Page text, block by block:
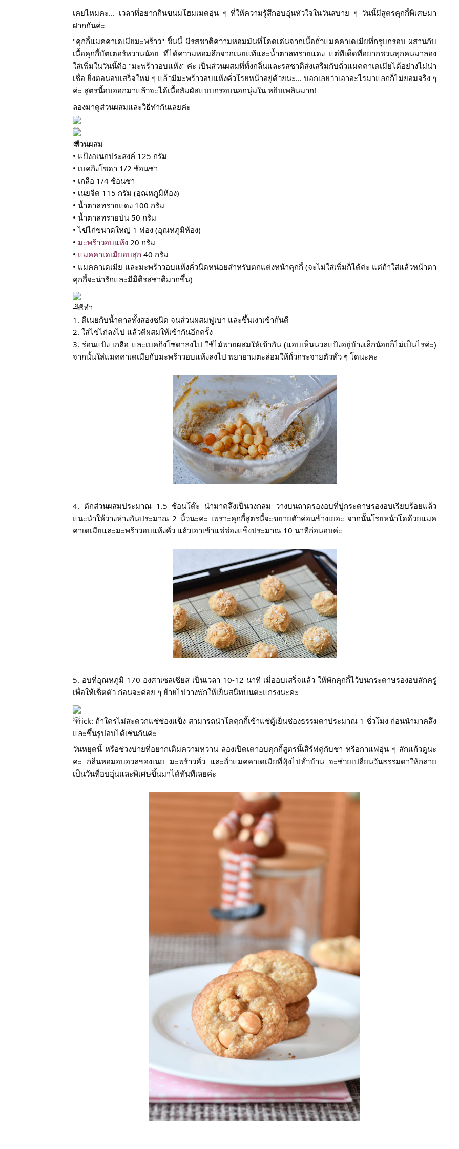
เคยไหมคะ... เวลาที่อยากกินขนมโฮมเมดอุ่น ๆ ที่ให้ความรู้สึกอบอุ่นหัวใจในวันสบาย ๆ วันนี้มีสูตรคุกกี้พิเศษมา
ฝากกันค่ะ
"คุกกี้แมคคาเดเมียมะพร้าว" ชิ้นนี้ มีรสชาติความหอมมันที่โดดเด่นจากเนื้อถั่วแมคคาเดเมียที่กรุบกรอบ ผสานกับ
เนื้อคุกกี้บัตเตอร์หวานน้อย ที่ได้ความหอมลึกจากเนยแท้และน้ำตาลทรายแดง แต่ทีเด็ดที่อยากชวนทุกคนมาลอง
ใส่เพิ่มในวันนี้คือ "มะพร้าวอบแห้ง" ค่ะ เป็นส่วนผสมที่ทั้งกลิ่นและรสชาติส่งเสริมกับถั่วแมคคาเดเมียได้อย่างไม่น่า
เชื่อ ยิ่งตอนอบเสร็จใหม่ ๆ แล้วมีมะพร้าวอบแห้งคั่วโรยหน้าอยู่ด้วยนะ... บอกเลยว่าเอาอะไรมาแลกก็ไม่ยอมจริง ๆ
ค่ะ สูตรนี้อบออกมาแล้วจะได้เนื้อสัมผัสแบบกรอบนอกนุ่มใน หยิบเพลินมาก!
ลองมาดูส่วนผสมและวิธีทำกันเลยค่ะ
ส่วนผสม
• แป้งอเนกประสงค์ 125 กรัม
• เบคกิงโซดา 1/2 ช้อนชา
• เกลือ 1/4 ช้อนชา
• เนยจืด 115 กรัม (อุณหภูมิห้อง)
• น้ำตาลทรายแดง 100 กรัม
• น้ำตาลทรายป่น 50 กรัม
• ไข่ไก่ขนาดใหญ่ 1 ฟอง (อุณหภูมิห้อง)
• มะพร้าวอบแห้ง 20 กรัม
• แมคคาเดเมียอบสุก 40 กรัม
• แมคคาเดเมีย และมะพร้าวอบแห้งคั่วนิดหน่อยสำหรับตกแต่งหน้าคุกกี้ (จะไม่ใส่เพิ่มก็ได้ค่ะ แต่ถ้าใส่แล้วหน้าตา
คุกกี้จะน่ารักและมีมิติรสชาติมากขึ้น)
วิธีทำ
1. ตีเนยกับน้ำตาลทั้งสองชนิด จนส่วนผสมฟูเบา และขึ้นเงาเข้ากันดี
2. ใส่ไข่ไก่ลงไป แล้วตีผสมให้เข้ากันอีกครั้ง
3. ร่อนแป้ง เกลือ และเบคกิงโซดาลงไป ใช้ไม้พายผสมให้เข้ากัน (แอบเห็นนวลแป้งอยู่บ้างเล็กน้อยก็ไม่เป็นไรค่ะ)
จากนั้นใส่แมคคาเดเมียกับมะพร้าวอบแห้งลงไป พยายามตะล่อมให้ถั่วกระจายตัวทั่ว ๆ โดนะคะ
4. ตักส่วนผสมประมาณ 1.5 ช้อนโต๊ะ นำมาคลึงเป็นวงกลม วางบนถาดรองอบที่ปูกระดาษรองอบเรียบร้อยแล้ว
แนะนำให้วางห่างกันประมาณ 2 นิ้วนะคะ เพราะคุกกี้สูตรนี้จะขยายตัวค่อนข้างเยอะ จากนั้นโรยหน้าโดด้วยแมค
คาเดเมียและมะพร้าวอบแห้งคั่ว แล้วเอาเข้าแช่ช่องแข็งประมาณ 10 นาทีก่อนอบค่ะ
5. อบที่อุณหภูมิ 170 องศาเซลเซียส เป็นเวลา 10-12 นาที เมื่ออบเสร็จแล้ว ให้พักคุกกี้ไว้บนกระดาษรองอบสักครู่
เพื่อให้เซ็ตตัว ก่อนจะค่อย ๆ ย้ายไปวางพักให้เย็นสนิทบนตะแกรงนะคะ
Trick: ถ้าใครไม่สะดวกแช่ช่องแข็ง สามารถนำโดคุกกี้เข้าแช่ตู้เย็นช่องธรรมดาประมาณ 1 ชั่วโมง ก่อนนำมาคลึง
และขึ้นรูปอบได้เช่นกันค่ะ
วันหยุดนี้ หรือช่วงบ่ายที่อยากเติมความหวาน ลองเปิดเตาอบคุกกี้สูตรนี้เสิร์ฟคู่กับชา หรือกาแฟอุ่น ๆ สักแก้วดูนะ
คะ กลิ่นหอมอบอวลของเนย มะพร้าวคั่ว และถั่วแมคคาเดเมียที่ฟุ้งไปทั่วบ้าน จะช่วยเปลี่ยนวันธรรมดาให้กลาย
เป็นวันที่อบอุ่นและพิเศษขึ้นมาได้ทันทีเลยค่ะ